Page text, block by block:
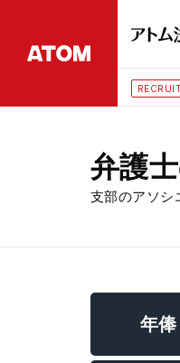
弁護
支部のアソシ
年俸